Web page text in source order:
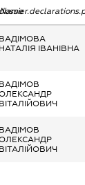
ВАДІМОВА
НАТАЛІЯ ІВАНІВНА
ВАДІМОВ
ВІТАЛІЙОВИЧ
ВАДІМОВ
ВІТАЛІЙОВИЧ